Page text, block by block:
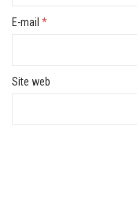
E-mail *
Site web